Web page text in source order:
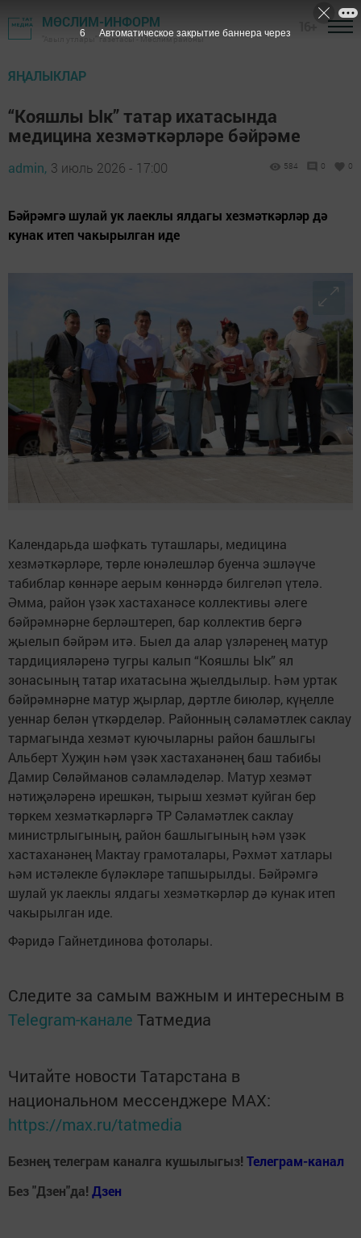
МӨСЛИМ-ИНФОРМ
"Авыл утлары" газетасы - Мөслим районы
ЯҢАЛЫКЛАР
“Кояшлы Ык” татар ихатасында
медицина хезмәткәрләре бәйрәме
admin, 3 июль 2026 - 17:00 584 0 0
Бәйрәмгә шулай ук лаеклы ялдагы хезмәткәрләр дә
кунак итеп чакырылган иде
Календарьда шәфкать туташлары, медицина
хезмәткәрләре, төрле юнәлешләр буенча эшләүче
табиблар көннәре аерым көннәрдә билгеләп үтелә.
Әмма, район үзәк хастаханәсе коллективы әлеге
бәйрәмнәрне берләштереп, бар коллектив бергә
җыелып бәйрәм итә. Быел да алар үзләренең матур
тардицияләренә тугры калып “Кояшлы Ык” ял
зонасының татар ихатасына җыелдылыр. Һәм уртак
бәйрәмнәрне матур җырлар, дәртле биюләр, күңелле
уеннар белән үткәрделәр. Районның сәламәтлек саклау
тармагында хезмәт куючыларны район башлыгы
Альберт Хуҗин һәм үзәк хастаханәнең баш табибы
Дамир Сөләйманов сәламләделәр. Матур хезмәт
нәтиҗәләренә ирешкән, тырыш хезмәт куйган бер
төркем хезмәткәрләргә ТР Сәламәтлек саклау
министрлыгының, район башлыгының һәм үзәк
хастаханәнең Мактау грамоталары, Рәхмәт хатлары
һәм истәлекле бүләкләре тапшырылды. Бәйрәмгә
шулай ук лаеклы ялдагы хезмәткәрләр дә кунак итеп
чакырылган иде.
Фәридә Гайнетдинова фотолары.
Следите за самым важным и интересным в
Telegram-канале Татмедиа
Читайте новости Татарстана в
национальном мессенджере MАХ:
https://max.ru/tatmedia
Безнең телеграм каналга кушылыгыз! Телеграм-канал
Без "Дзен"да! Дзен
4 Автоматическое закрытие баннера через